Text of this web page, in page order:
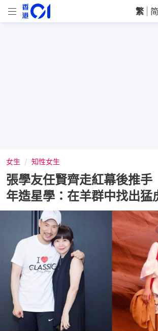
繁 简
女生 知性女生
張學友任賢齊走紅幕後推
年造星學：在羊群中找出猛